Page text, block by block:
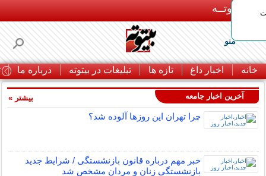
بـیتوتــه
منو
خانه اخبار داغ تازه ها تبلیغات در بیتوته درباره ما
آخرین اخبار جامعه
چرا تهران این روزها آلوده شد؟
خبر مهم درباره قانون بازنشستگی / شرایط جدید
بازنشستگی زنان و مردان مشخص شد
بیشتر »